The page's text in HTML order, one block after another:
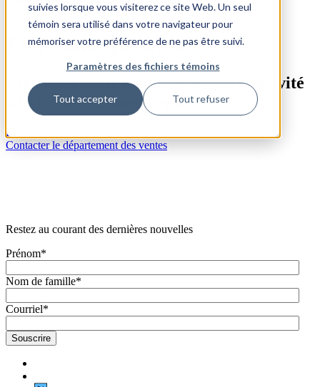
suivies lorsque vous visiterez ce site Web. Un seul
témoin sera utilisé dans votre navigateur pour
mémoriser votre préférence de ne pas être suivi.
Paramètres des fichiers témoins
Tout accepter Tout refuser
Communiquez avec nous
Foire aux questions 5
Êtes-vous prêts à accélérer votre activité
à la frontière numérique?
Planifier une visite
Contacter le département des ventes
Restez au courant des dernières nouvelles
Prénom*
Nom de famille*
Courriel*